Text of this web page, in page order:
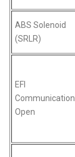
ABS Solenoid
(SRLR)
EFI
Communication
Open